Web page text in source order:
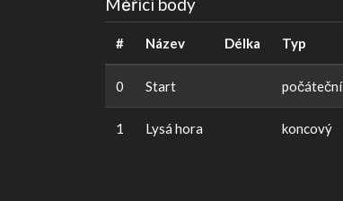
Měřící body
# Název Délka Typ
0 Start počáteční
1 Lysá hora koncový